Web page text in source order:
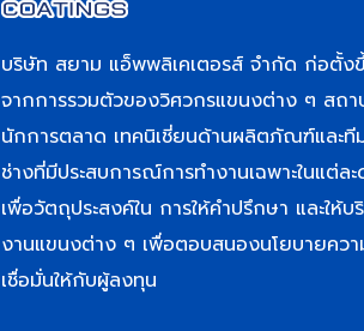
บริษัท สยาม แอ็พพลิเคเตอรส์ จำกัด ก่อตั้ง
จากการรวมตัวของวิศวกรแขนงต่าง ๆ สถ
นักการตลาด เทคนิเชี่ยนด้านผลิตภัณฑ์และที
ช่างที่มีประสบการณ์การทำงานเฉพาะในแต่ล
เพื่อวัตถุประสงค์ใน การให้คำปรึกษา และให้บ
งานแขนงต่าง ๆ เพื่อตอบสนองนโยบายคว
เชื่อมั่นให้กับผู้ลงทุน